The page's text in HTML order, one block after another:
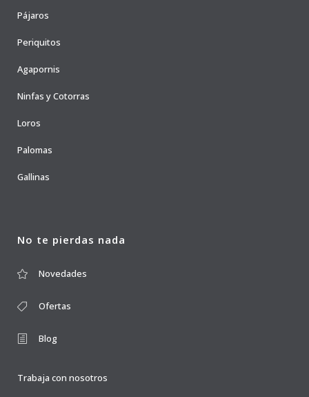
Pájaros
Periquitos
Agapornis
Ninfas y Cotorras
Loros
Palomas
Gallinas
No te pierdas nada
Novedades
Ofertas
Blog
Trabaja con nosotros